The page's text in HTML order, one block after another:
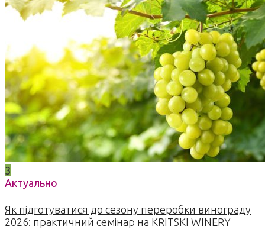
3
Актуально
Як підготуватися до сезону переробки винограду
2026: практичний семінар на KRITSKI WINERY